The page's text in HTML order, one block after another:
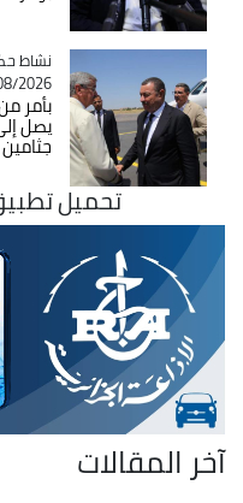
Catégorie
نشاط
2026 - 12:25
بأمر
يصل
جثامين
تحميل تطبيق
آخر المقالات